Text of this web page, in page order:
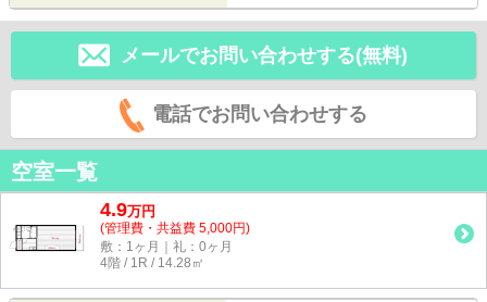
メールでお問い合わせする(無料)
電話でお問い合わせする
空室一覧
4.9万円
(管理費・共益費 5,000円)
敷：1ヶ月｜礼：0ヶ月
4階 / 1R / 14.28㎡